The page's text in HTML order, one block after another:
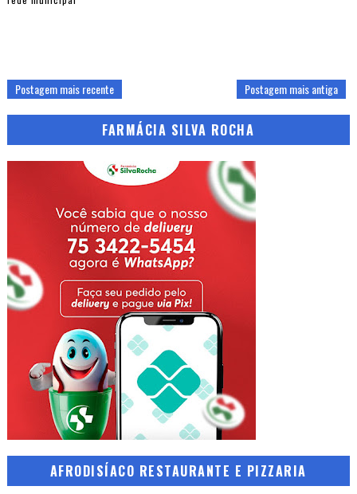
Postagem mais recente Postagem mais antiga
FARMÁCIA SILVA ROCHA
AFRODISÍACO RESTAURANTE E PIZZARIA